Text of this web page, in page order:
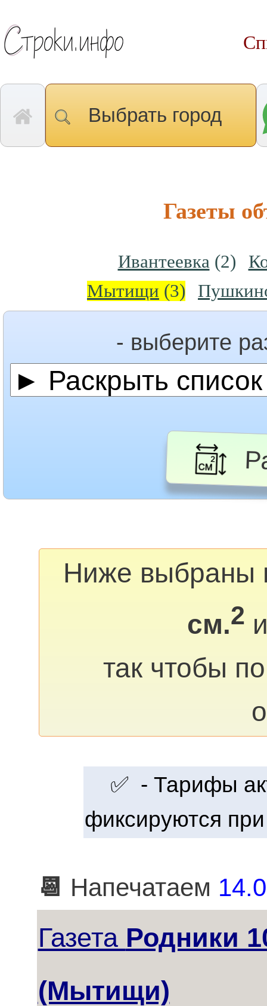
Выбрать город
Газеты
Ивантеевка (2)
Мытищи (3)
- выберите
Ниже выбраны
см.2
так чтобы
✅ - Тарифы
фиксируются
📆 Напечатаем
Газета Родники
(Мытищи)